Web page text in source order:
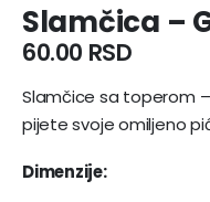
Slamčica –
60.00 RSD
Slamčice sa toperom
pijete svoje omiljeno
Dimenzije: